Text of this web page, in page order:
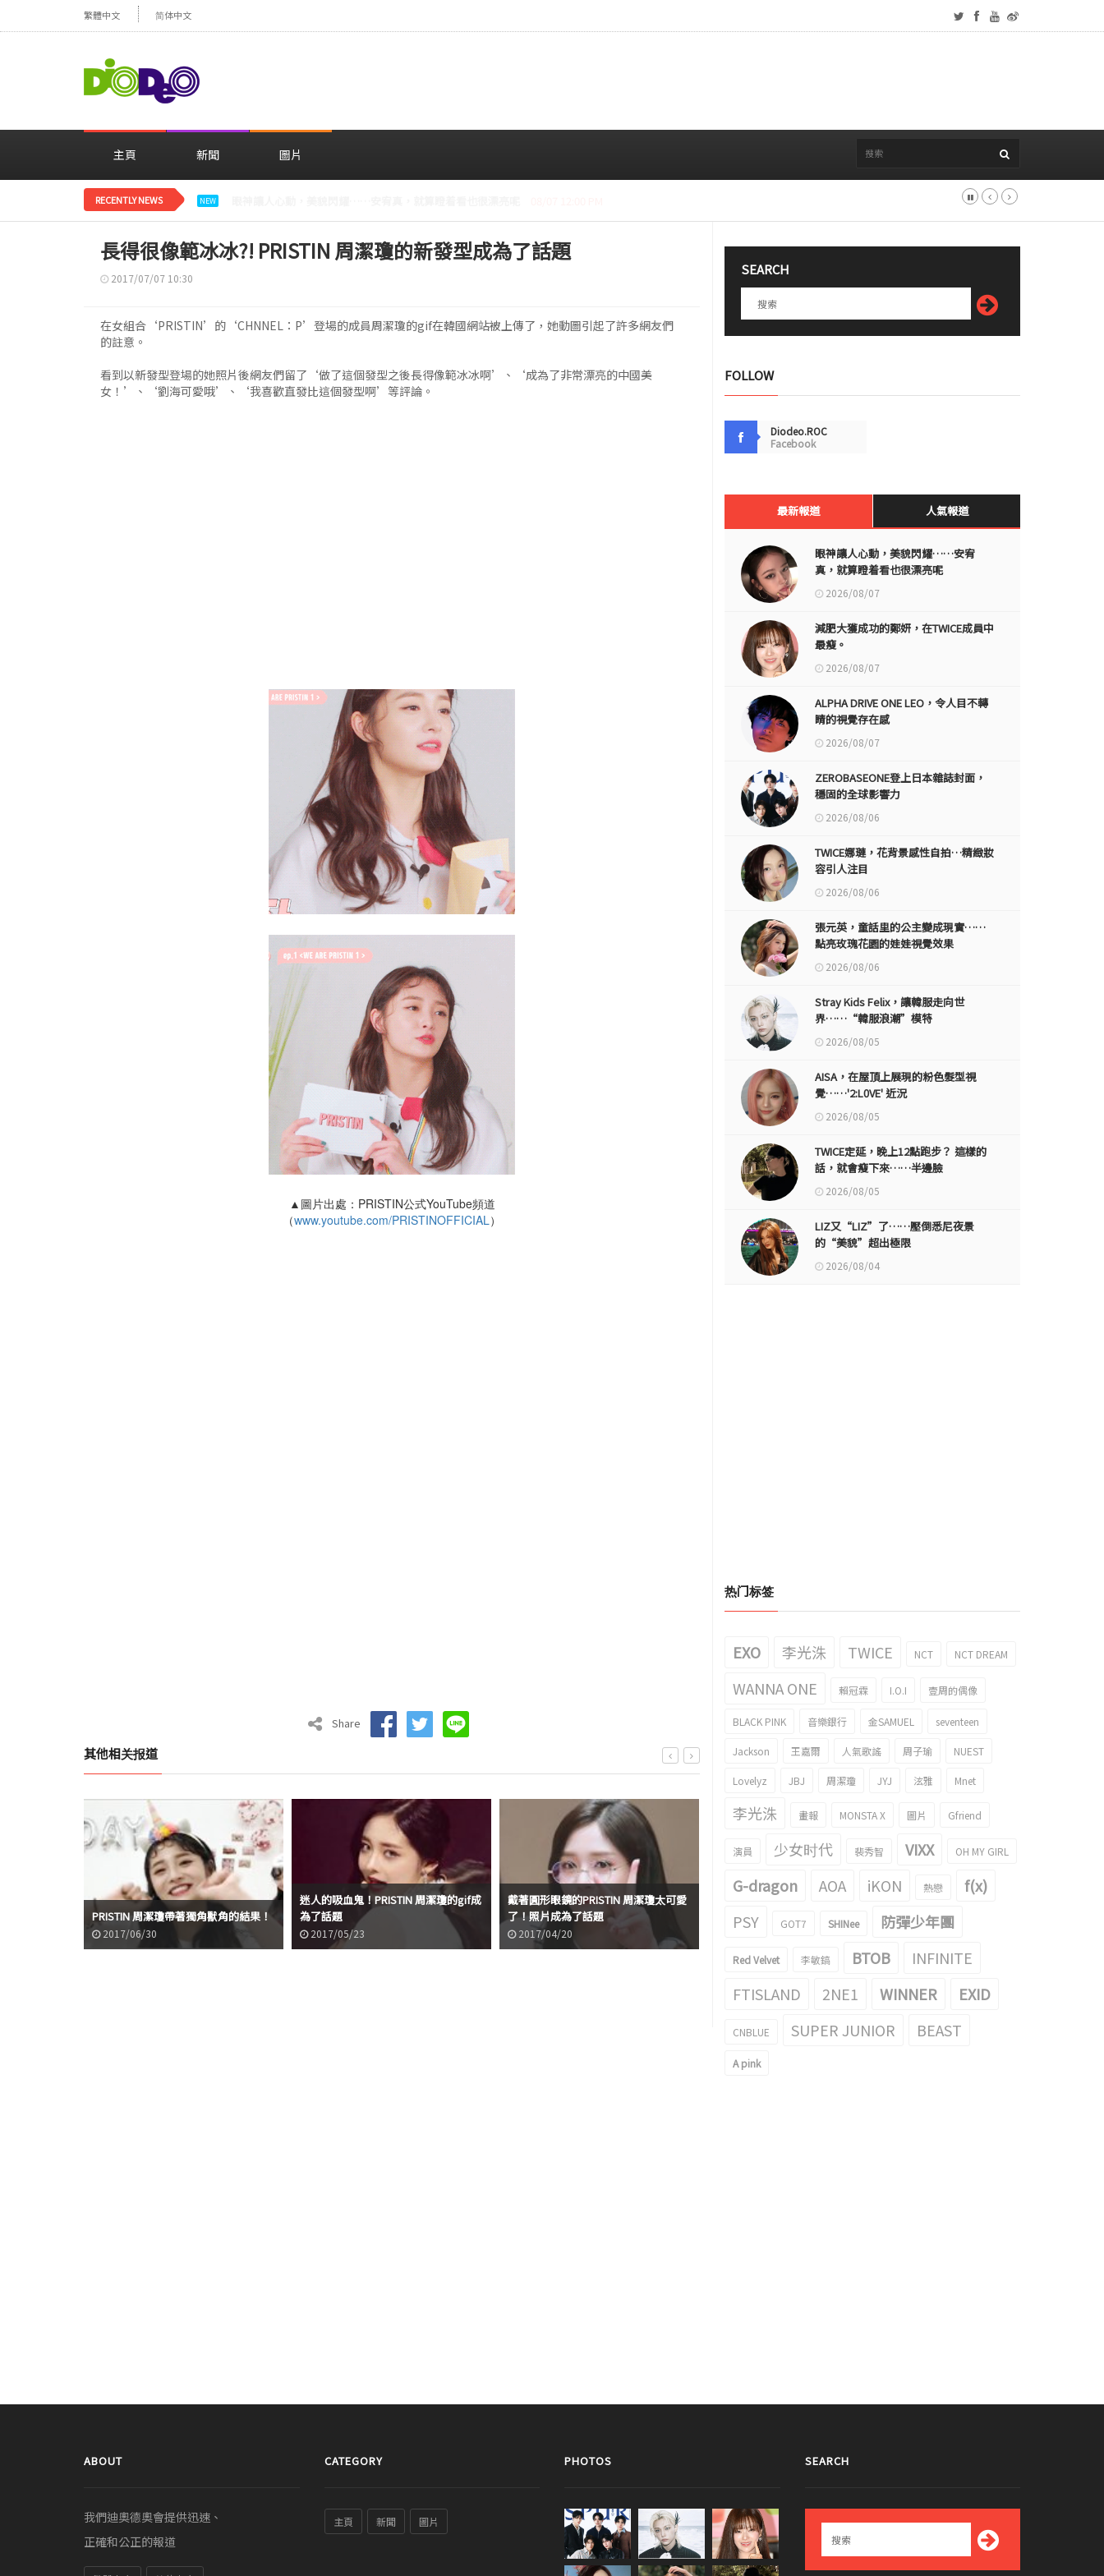
繁體中文 简体中文
主頁 新聞 圖片
RECENTLY NEWS NEW
長得很像範冰冰?! PRISTIN 周潔瓊的新發型成為了話題
2017/07/07 10:30
在女組合‘PRISTIN’的‘CHNNEL：P’登場的成員周潔瓊的gif在韓國網站被上傳了，她動圖引起了許多網友們
的註意。
看到以新發型登場的她照片後網友們留了‘做了這個發型之後長得像範冰冰啊’、‘成為了非常漂亮的中國美
女！’、‘劉海可愛哦’、‘我喜歡直發比這個發型啊’等評論。
▲圖片出處：PRISTIN公式YouTube頻道
（www.youtube.com/PRISTINOFFICIAL）
Share
其他相关报道
PRISTIN 周潔瓊帶著獨角獸角的結果！
2017/06/30
迷人的吸血鬼！PRISTIN 周潔瓊的gif成
為了話題
2017/05/23
戴著圓形眼鏡的PRISTIN 周潔瓊太可愛
了！照片成為了話題
2017/04/20
不是人間的美貌嘛！戴貝雷帽的
PRISTIN 周潔瓊的gif成為了話題
頭不疼嗎？聽其他人說話的I.O.I 周潔瓊
的gif引起了話題！
2016/12/01
SEARCH
FOLLOW
Diodeo.ROC
Facebook
最新報道 人氣報道
眼神讓人心動，美貌閃耀……安宥
真，就算瞪着看也很漂亮呢
2026/08/07
減肥大獲成功的鄭妍，在TWICE成員中
最瘦。
2026/08/07
ALPHA DRIVE ONE LEO，令人目不轉
睛的視覺存在感
2026/08/07
ZEROBASEONE登上日本雜誌封面，
穩固的全球影響力
2026/08/06
TWICE娜璉，花背景感性自拍…精緻妝
容引人注目
2026/08/06
張元英，童話里的公主變成現實……
點亮玫瑰花園的娃娃視覺效果
2026/08/06
Stray Kids Felix，讓韓服走向世
界……“韓服浪潮”模特
2026/08/05
AISA，在屋頂上展現的粉色髮型視
覺……'2:L0VE' 近況
2026/08/05
TWICE定延，晚上12點跑步？ 這樣的
話，就會瘦下來……半邊臉
2026/08/05
LIZ又“LIZ”了……壓倒悉尼夜景
的“美貌”超出極限
2026/08/04
热门标签
EXO 李光洙 TWICE NCT NCT DREAM
WANNA ONE 賴冠霖 I.O.I 壹周的偶像
BLACK PINK 音樂銀行 金SAMUEL seventeen
Jackson 王嘉爾 人氣歌謠 周子瑜 NUEST
Lovelyz JBJ 周潔瓊 JYJ 泫雅 Mnet
李光洙 畫報 MONSTA X 圖片 Gfriend
演員 少女时代 裴秀智 VIXX OH MY GIRL
G-dragon AOA iKON 熱戀
f(x)
PSY
GOT7 SHINee 防彈少年團
Red Velvet 李敏鎬 BTOB
INFINITE
FTISLAND
2NE1 WINNER EXID
CNBLUE SUPER JUNIOR BEAST
A pink
ABOUT
我們迪奧德奧會提供迅速、
正確和公正的報道
CATEGORY
主頁 新聞 圖片
PHOTOS SEARCH